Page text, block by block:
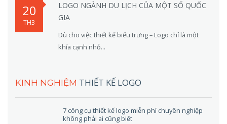
20
TH3
LOGO NGÀNH DU LỊCH CỦA MỘT SỐ QUỐC
GIA
Dù cho việc thiết kế biểu trưng – Logo chỉ là một
khía cạnh nhỏ...
KINH NGHIỆM THIẾT KẾ LOGO
7 công cụ thiết kế logo miễn phí chuyên nghiệp
không phải ai cũng biết